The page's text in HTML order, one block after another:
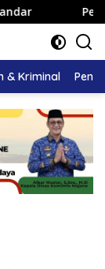
Pemkab Majene
& Kriminal